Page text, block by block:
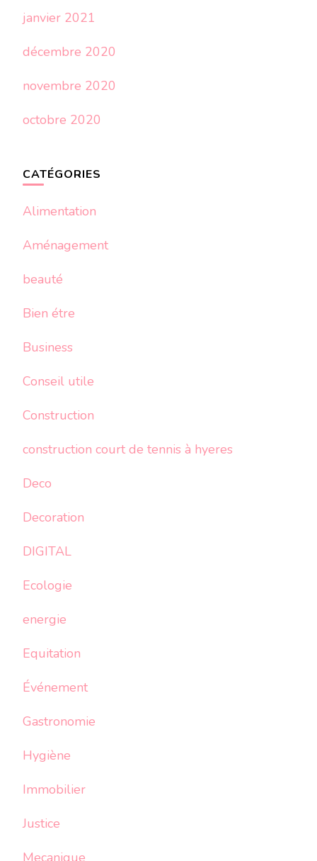
janvier 2021
décembre 2020
novembre 2020
octobre 2020
CATÉGORIES
Alimentation
Aménagement
beauté
Bien étre
Business
Conseil utile
Construction
construction court de tennis à hyeres
Deco
Decoration
DIGITAL
Ecologie
energie
Equitation
Événement
Gastronomie
Hygiène
Immobilier
Justice
Mecanique